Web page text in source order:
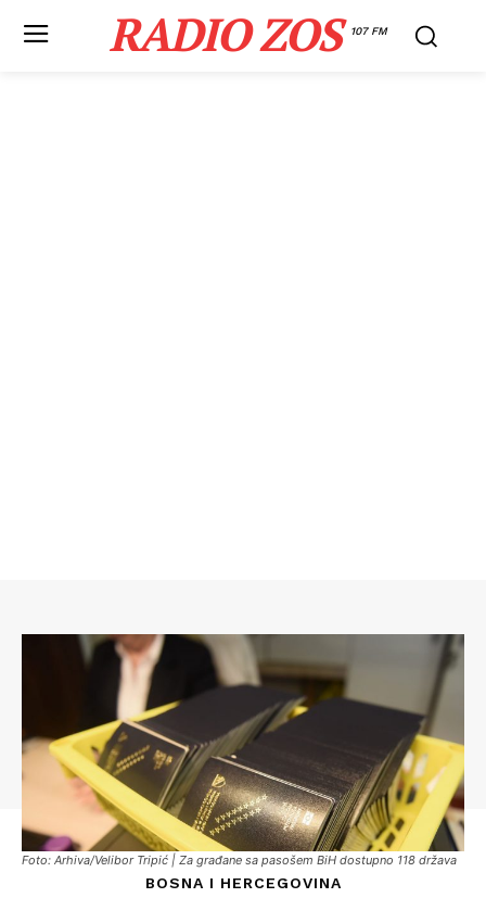
RADIO ZOS 107 FM
Foto: Arhiva/Velibor Tripić | Za građane sa pasošem BiH dostupno 118 država
BOSNA I HERCEGOVINA